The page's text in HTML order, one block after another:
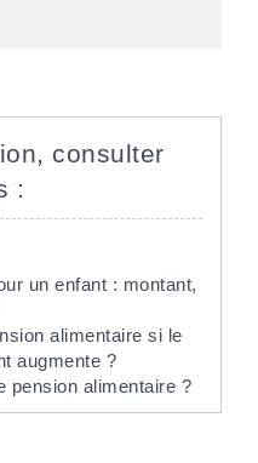
consulter
:
un enfant : montant,
alimentaire si le
augmente ?
pension alimentaire ?